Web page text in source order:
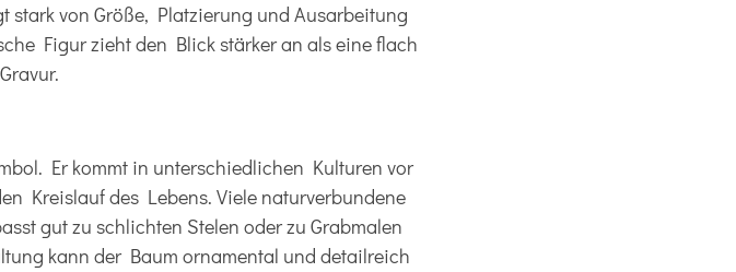
stark von Größe, Platzierung und Ausarbeitung
Figur zieht den Blick stärker an als eine flach
Er kommt in unterschiedlichen Kulturen vor
Kreislauf des Lebens. Viele naturverbundene
gut zu schlichten Stelen oder zu Grabmalen
kann der Baum ornamental und detailreich